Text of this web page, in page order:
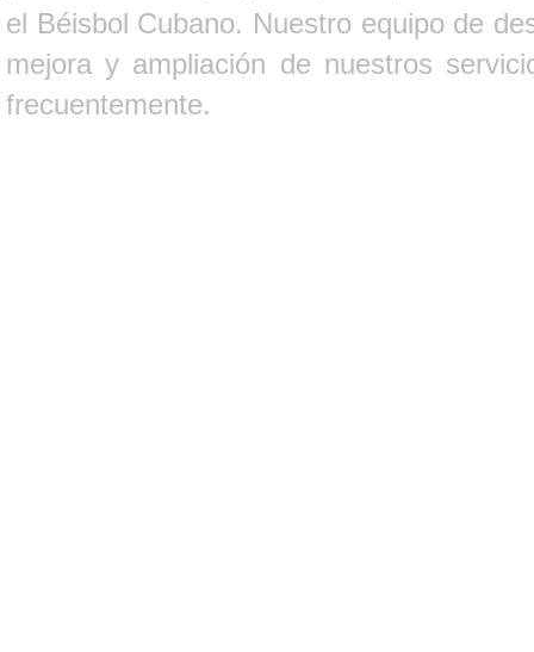
el Béisbol Cubano. Nuestro equipo de
mejora y ampliación de nuestros
frecuentemente.